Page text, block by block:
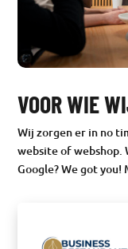
VOOR WIE
Wij zorgen er in no
website of webshop.
Google? We got you!